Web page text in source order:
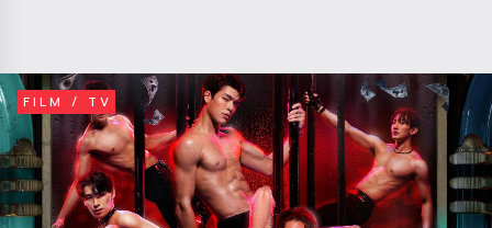
FILM / TV